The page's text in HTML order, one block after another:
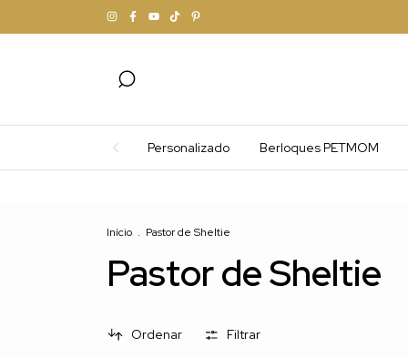
Personalizado Berloques PETMOM
Início . Pastor de Sheltie
Pastor de Sheltie
Ordenar Filtrar